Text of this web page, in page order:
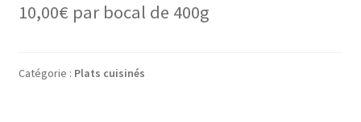
10,00€ par bocal de 400g
Catégorie : Plats cuisinés